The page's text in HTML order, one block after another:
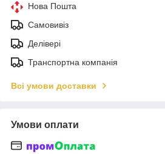
Нова Пошта
Самовивіз
Делівері
Транспортна компанія
Всі умови доставки
Умови оплати